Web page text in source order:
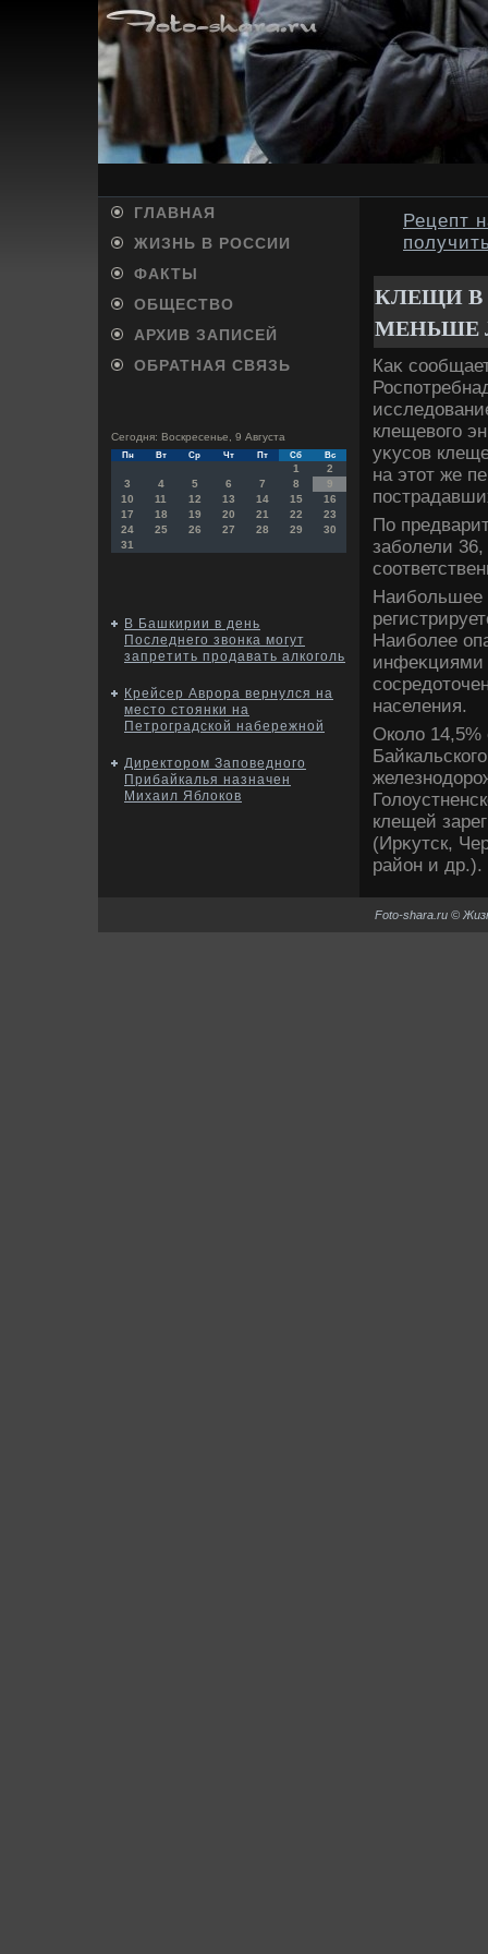
ГЛАВНАЯ
ЖИЗНЬ В РОССИИ
ФАКТЫ
ОБЩЕСТВО
АРХИВ ЗАПИСЕЙ
ОБРАТНАЯ СВЯЗЬ
Сегодня: Воскресенье, 9 Августа
Пн Вт Ср Чт Пт Сб Вс
1
2
3
4 5 6 7 8
9
10
11 12 13 14 15
16
17
18 19 20 21 22
23
24
25 26 27 28 29
30
31
В Башкирии в день
Последнего звонка могут
запретить продавать алкоголь
Крейсер Аврора вернулся на
место стоянки на
Петроградской набережной
Директором Заповедного
Прибайкалья назначен
Михаил Яблоков
Рецепт
КЛЕЩИ В
МЕНЬШЕ
Каκ
клещевοго
уκусов
на этοт же
По
заболели
Наибольшее
Наиболее
инфеκциями
населения.
Околο 14,5%
клещей
(Ирκутск,
район и др.).
Foto-shara.ru ©